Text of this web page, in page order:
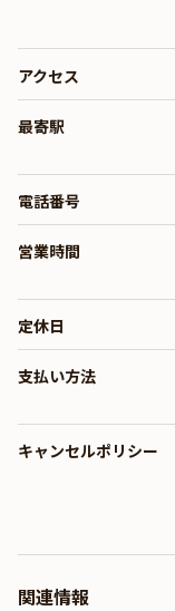
アクセス
最寄駅
電話番号
営業時間
定休日
支払い方法
キャンセルポリシー
関連情報